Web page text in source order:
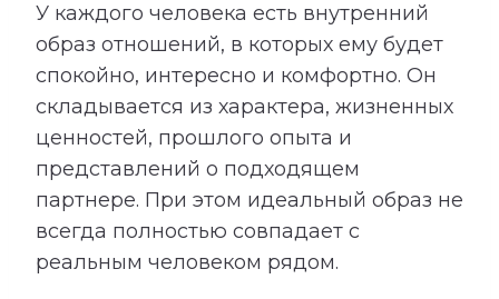
У каждого человека есть внутренний
образ отношений, в которых ему будет
спокойно, интересно и комфортно. Он
складывается из характера, жизненных
ценностей, прошлого опыта и
представлений о подходящем
партнере. При этом идеальный образ не
всегда полностью совпадает с
реальным человеком рядом.